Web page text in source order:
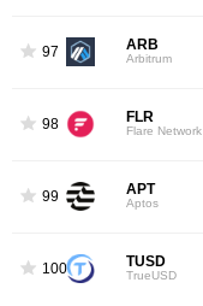
97 ARB
Arbitrum
98 FLR
Flare Network
99 APT
Aptos
100 TUSD
TrueUSD